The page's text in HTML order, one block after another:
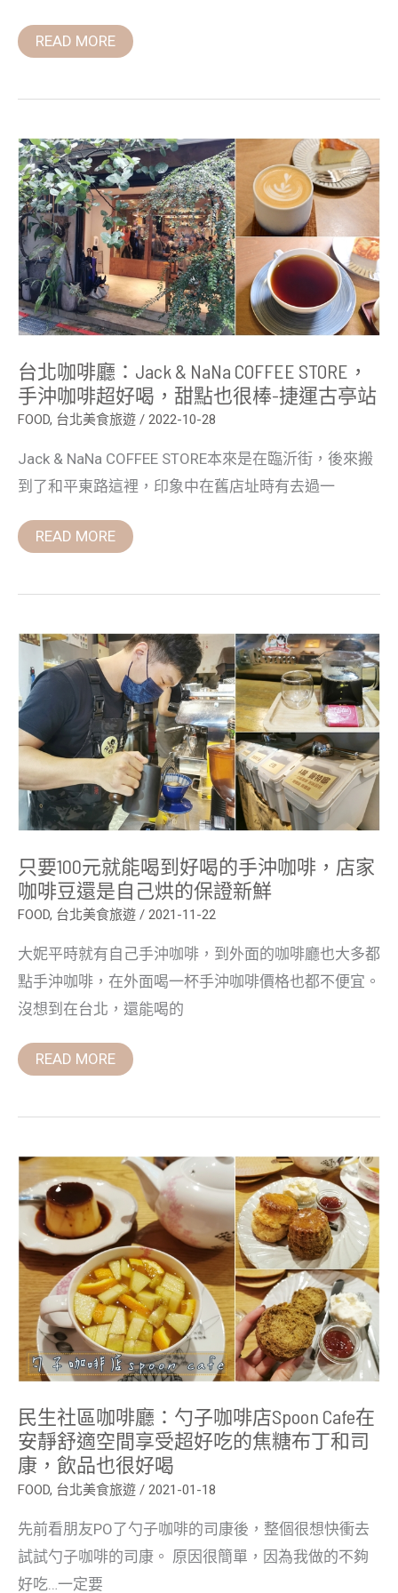
READ MORE
台北咖啡廳：Jack & NaNa COFFEE STORE，
手沖咖啡超好喝，甜點也很棒-捷運古亭站
FOOD, 台北美食旅遊 / 2022-10-28
Jack & NaNa COFFEE STORE本來是在臨沂街，後來搬
到了和平東路這裡，印象中在舊店址時有去過一
台
北
咖
啡
廳：
Jack
&
NaNa
COFFEE
STORE，
手
沖
咖
啡
好
喝，
甜
點
棒-
捷
運
亭
站
READ MORE
只要100元就能喝到好喝的手沖咖啡，店家
咖啡豆還是自己烘的保證新鮮
FOOD, 台北美食旅遊 / 2021-11-22
大妮平時就有自己手沖咖啡，到外面的咖啡廳也大多都
點手沖咖啡，在外面喝一杯手沖咖啡價格也都不便宜。
沒想到在台北，還能喝的
只
要
100
元
就
喝
到
好
喝
的
手
沖
咖
店
家
咖
啡
是
自
己
烘
的
證
新
鮮
READ MORE
民生社區咖啡廳：勺子咖啡店spoon Cafe在
安靜舒適空間享受超好吃的焦糖布丁和司
康，飲品也很好喝
FOOD, 台北美食旅遊 / 2021-01-18
先前看朋友PO了勺子咖啡的司康後，整個很想快衝去
試試勺子咖啡的司康。 原因很簡單，因為我做的不夠
好吃…一定要
民
生
社
區
咖
啡
廳：
勺
子
咖
啡
店
spoon
cafe
在
靜
舒
適
空
間
享
受
好
吃
的
焦
糖